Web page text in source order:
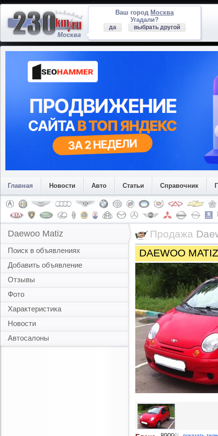
Москва
Ваш город Москва
Угадали?
да выбрать другой
Главная Новости Авто Статьи Справочник
Daewoo Matiz
Поиск в объявлениях
Добавить объявление
Отзывы
Фото
Характеристика
Новости
Автосалоны
Продажа
DAEWOO